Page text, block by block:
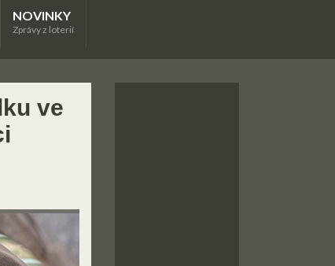
NOVINKY
Zprávy z loterií
ve